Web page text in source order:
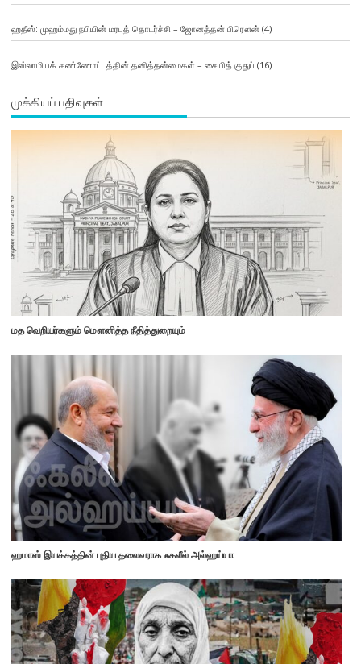
ஹதீஸ்: முஹம்மது நபியின் மரபுத் தொடர்ச்சி – ஜோனத்தன் பிரௌன் (4)
இஸ்லாமியக் கண்ணோட்டத்தின் தனித்தன்மைகள் – சையித் குதுப் (16)
முக்கியப் பதிவுகள்
மத வெறியர்களும் மௌனித்த நீதித்துறையும்
ஹமாஸ் இயக்கத்தின் புதிய தலைவராக ஃகலீல் அல்ஹய்யா